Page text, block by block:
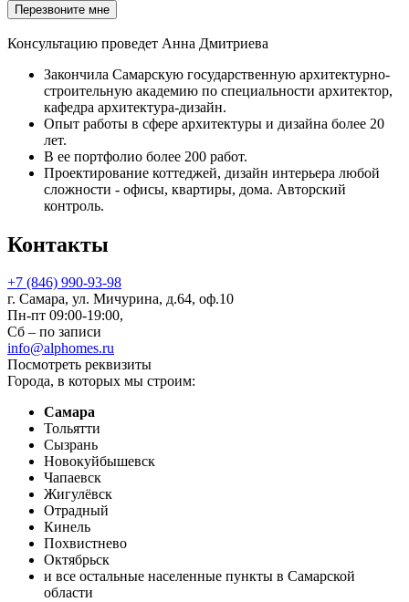
Перезвоните мне
Консультацию проведет Анна Дмитриева
Закончила Самарскую государственную архитектурно-
строительную академию по специальности архитектор,
кафедра архитектура-дизайн.
Опыт работы в сфере архитектуры и дизайна более 20
лет.
В ее портфолио более 200 работ.
Проектирование коттеджей, дизайн интерьера любой
сложности - офисы, квартиры, дома. Авторский
контроль.
Контакты
+7 (846) 990-93-98
г. Самара, ул. Мичурина, д.64, оф.10
Пн-пт 09:00-19:00,
Сб – по записи
info@alphomes.ru
Посмотреть реквизиты
Города, в которых мы строим:
Самара
Тольятти
Сызрань
Новокуйбышевск
Чапаевск
Жигулёвск
Отрадный
Кинель
Похвистнево
Октябрьск
и все остальные населенные пункты в Самарской
области